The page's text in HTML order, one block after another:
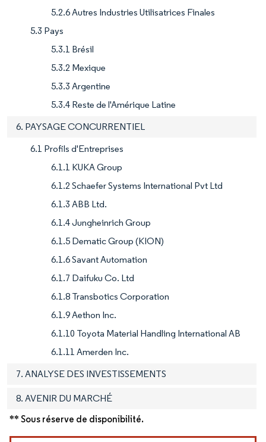
5.2.6 Autres Industries Utilisatrices Finales
5.3 Pays
5.3.1 Brésil
5.3.2 Mexique
5.3.3 Argentine
5.3.4 Reste de l'Amérique Latine
6. PAYSAGE CONCURRENTIEL
6.1 Profils d'Entreprises
6.1.1 KUKA Group
6.1.2 Schaefer Systems International Pvt Ltd
6.1.3 ABB Ltd.
6.1.4 Jungheinrich Group
6.1.5 Dematic Group (KION)
6.1.6 Savant Automation
6.1.7 Daifuku Co. Ltd
6.1.8 Transbotics Corporation
6.1.9 Aethon Inc.
6.1.10 Toyota Material Handling International AB
6.1.11 Amerden Inc.
7. ANALYSE DES INVESTISSEMENTS
8. AVENIR DU MARCHÉ
** Sous réserve de disponibilité.